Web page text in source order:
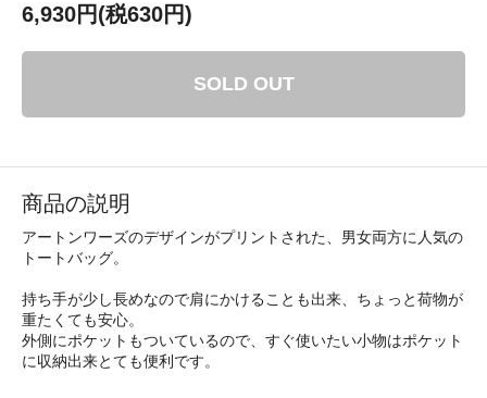
6,930円(税630円)
SOLD OUT
商品の説明
アートンワーズのデザインがプリントされた、男女両方に人気の
トートバッグ。
持ち手が少し長めなので肩にかけることも出来、ちょっと荷物が
重たくても安心。
外側にポケットもついているので、すぐ使いたい小物はポケット
に収納出来とても便利です。